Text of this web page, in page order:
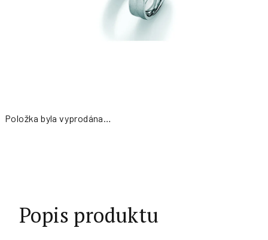
Položka byla vyprodána…
Popis produktu